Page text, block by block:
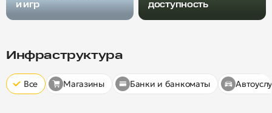
и игр
доступность
Инфраструктура
Все Магазины Банки и банкоматы